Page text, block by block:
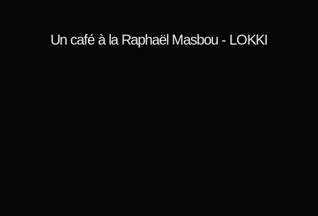
Un café à la Raphaël Masbou - LOKKI